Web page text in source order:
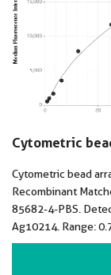
Cytometric
Cytometric bead
Recombinant
85682-4-PBS.
Ag10214. Range: